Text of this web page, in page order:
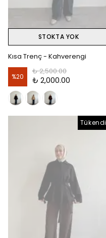
STOKTA YOK
Kısa Trenç - Kahverengi
%20
₺ 2,500.00
₺ 2,000.00
Tükendi